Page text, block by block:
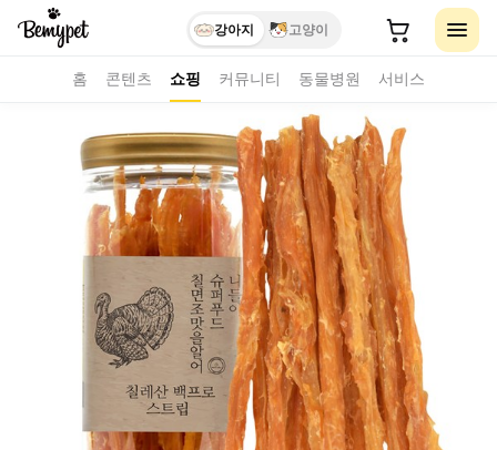
강아지 고양이
홈 콘텐츠 쇼핑 커뮤니티 동물병원 서비스